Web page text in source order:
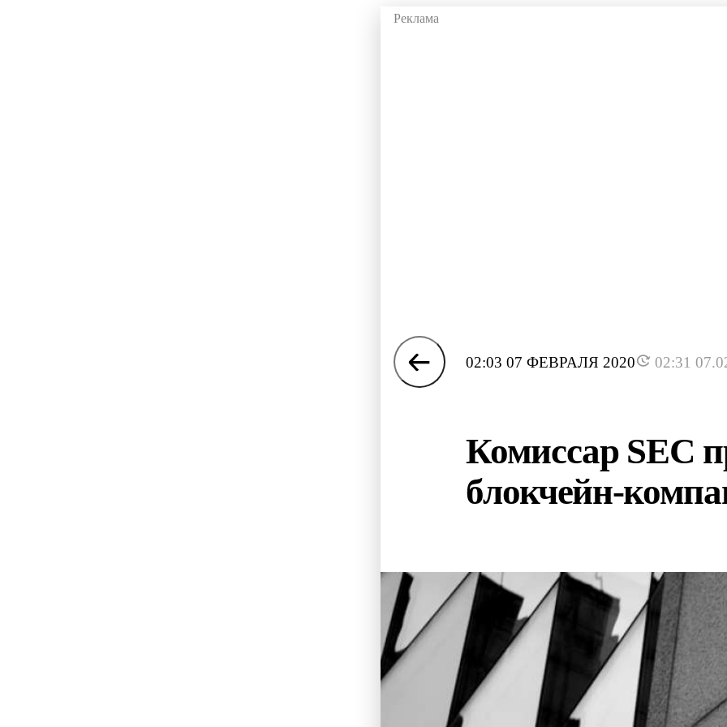
02:03 07 ФЕВРАЛЯ 2020 02:31
Комиссар SEC
блокчейн-